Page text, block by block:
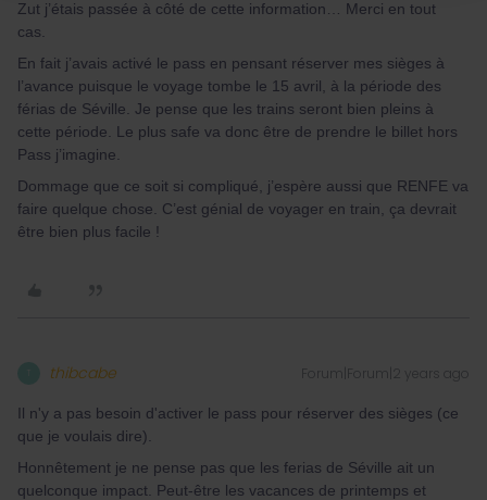
Zut j’étais passée à côté de cette information… Merci en tout
cas.
En fait j’avais activé le pass en pensant réserver mes sièges à
l’avance puisque le voyage tombe le 15 avril, à la période des
férias de Séville. Je pense que les trains seront bien pleins à
cette période. Le plus safe va donc être de prendre le billet hors
Pass j’imagine.
Dommage que ce soit si compliqué, j’espère aussi que RENFE va
faire quelque chose. C’est génial de voyager en train, ça devrait
être bien plus facile !
thibcabe Forum|Forum|2 years ago
Il n'y a pas besoin d'activer le pass pour réserver des sièges (ce
que je voulais dire).
Honnêtement je ne pense pas que les ferias de Séville ait un
quelconque impact. Peut-être les vacances de printemps et